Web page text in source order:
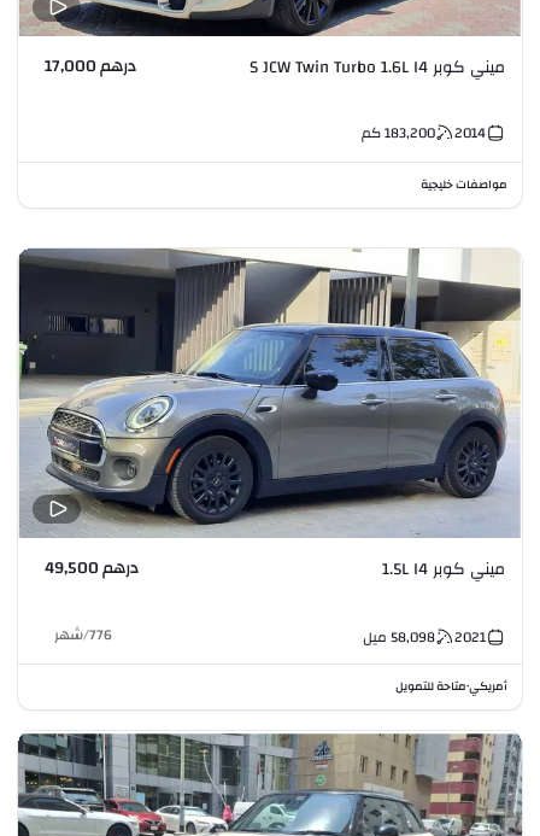
ميني كوبر S JCW Twin Turbo 1.6L I4 درهم 17,000
2014
183,200كم
مواصفات خليجية
ميني كوبر 1.5L I4 درهم 49,500
2021
58,098 ميل 776
/شهر
أمريكي•متاحة للتمويل